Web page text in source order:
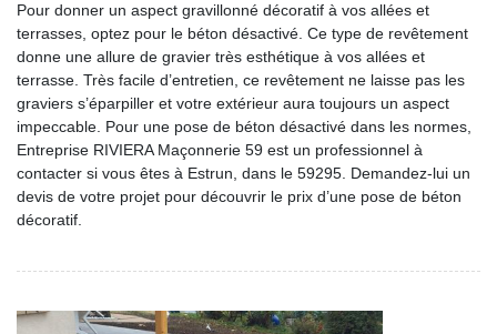
Pour donner un aspect gravillonné décoratif à vos allées et
terrasses, optez pour le béton désactivé. Ce type de revêtement
donne une allure de gravier très esthétique à vos allées et
terrasse. Très facile d’entretien, ce revêtement ne laisse pas les
graviers s’éparpiller et votre extérieur aura toujours un aspect
impeccable. Pour une pose de béton désactivé dans les normes,
Entreprise RIVIERA Maçonnerie 59 est un professionnel à
contacter si vous êtes à Estrun, dans le 59295. Demandez-lui un
devis de votre projet pour découvrir le prix d’une pose de béton
décoratif.